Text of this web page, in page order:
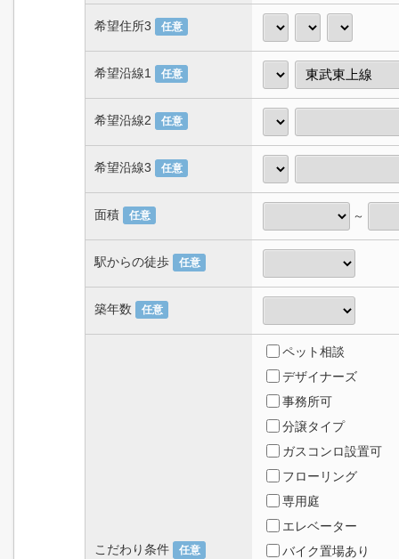
希望住所3 任意
希望沿線1 任意
希望沿線2 任意
希望沿線3 任意
面積 任意 ～
駅からの徒歩 任意
築年数 任意
こだわり条件 任意
ペット相談
デザイナーズ
事務所可
分譲タイプ
ガスコンロ設置可
フローリング
専用庭
エレベーター
バイク置場あり